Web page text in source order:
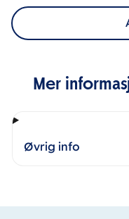
Mer
Øvrig info